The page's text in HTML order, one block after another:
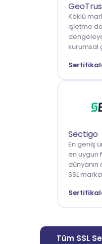
Köklü
işletme
kurumsal
Sectigo
En geniş
en uygun
dünyanın
SSL
Tüm SSL